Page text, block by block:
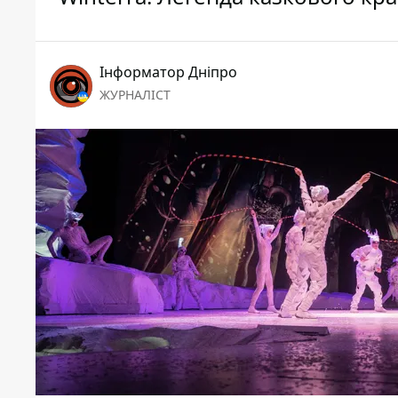
Інформатор Дніпро
ЖУРНАЛІСТ